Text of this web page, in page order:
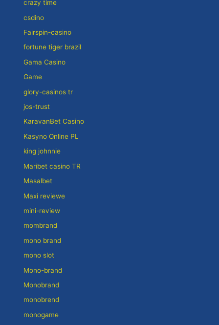
crazy time
csdino
Fairspin-casino
fortune tiger brazil
Gama Casino
Game
glory-casinos tr
jos-trust
KaravanBet Casino
Kasyno Online PL
king johnnie
Maribet casino TR
Masalbet
Maxi reviewe
mini-review
mombrand
mono brand
mono slot
Mono-brand
Monobrand
monobrend
monogame